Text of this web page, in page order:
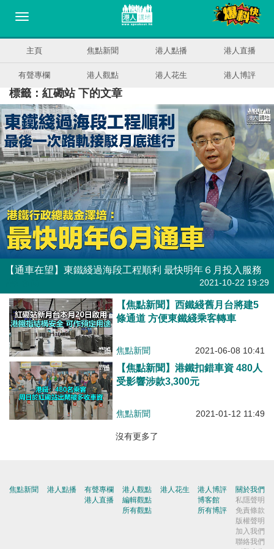
主頁 焦點新聞 港人點播 港人直播
有聲專欄 港人觀點 港人花生 港人博評
標籤：紅磡站 下的文章
【通車在望】東鐵綫過海段工程順利 最快明年６月投入服務
2021-10-22 19:29
【焦點新聞】西鐵綫舊月台將建5
條通道 方便東鐵綫乘客轉車
焦點新聞 2021-06-08 10:41
【焦點新聞】港鐵扣錯車資 480人
受影響涉款3,300元
焦點新聞 2021-01-12 11:49
沒有更多了
焦點新聞 港人點播
有聲專欄
港人直播
港人觀點
編輯觀點
所有觀點
港人花生
港人博評
博客館
所有博評
關於我們
私隱聲明
免責條款
版權聲明
加入我們
聯絡我們